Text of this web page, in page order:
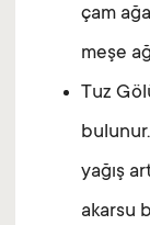
çam
meşe
Tuz
yağış
akarsu